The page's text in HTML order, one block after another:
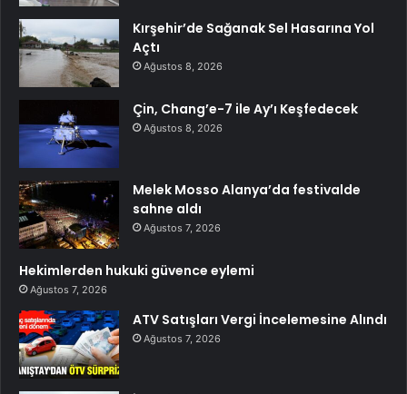
Kırşehir’de Sağanak Sel Hasarına Yol
Açtı
Ağustos 8, 2026
Çin, Chang’e-7 ile Ay’ı Keşfedecek
Ağustos 8, 2026
Melek Mosso Alanya’da festivalde
sahne aldı
Ağustos 7, 2026
Hekimlerden hukuki güvence eylemi
Ağustos 7, 2026
ATV Satışları Vergi İncelemesine Alındı
Ağustos 7, 2026